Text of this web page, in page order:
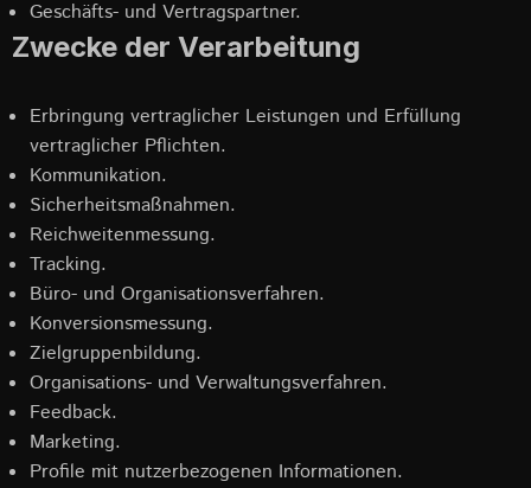
Geschäfts- und Vertragspartner.
Zwecke der Verarbeitung
Erbringung vertraglicher Leistungen und Erfüllung
vertraglicher Pflichten.
Kommunikation.
Sicherheitsmaßnahmen.
Reichweitenmessung.
Tracking.
Büro- und Organisationsverfahren.
Konversionsmessung.
Zielgruppenbildung.
Organisations- und Verwaltungsverfahren.
Feedback.
Marketing.
Profile mit nutzerbezogenen Informationen.